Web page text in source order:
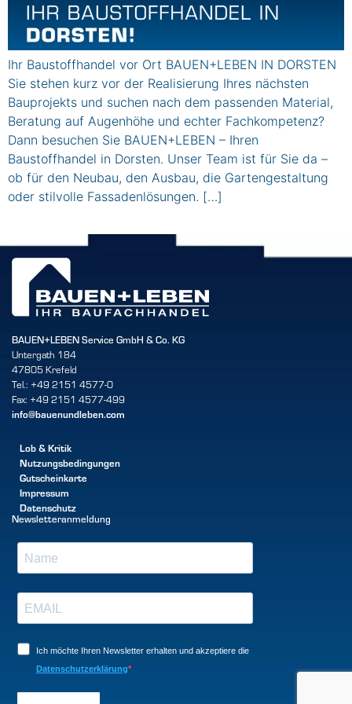
Ihr Baustoffhandel vor Ort BAUEN+LEBEN IN DORSTEN
Sie stehen kurz vor der Realisierung Ihres nächsten
Bauprojekts und suchen nach dem passenden Material,
Beratung auf Augenhöhe und echter Fachkompetenz?
Dann besuchen Sie BAUEN+LEBEN – Ihren
Baustoffhandel in Dorsten. Unser Team ist für Sie da –
ob für den Neubau, den Ausbau, die Gartengestaltung
oder stilvolle Fassadenlösungen. […]
BAUEN+LEBEN Service GmbH & Co. KG
Untergath 184
47805 Krefeld
Tel.: +49 2151 4577-0
Fax: +49 2151 4577-499
info@bauenundleben.com
Lob & Kritik
Nutzungsbedingungen
Gutscheinkarte
Impressum
Datenschutz
Newsletteranmeldung
Ich möchte Ihren Newsletter erhalten und akzeptiere die
Datenschutzerklärung